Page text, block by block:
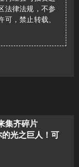
法律法规，不参
，禁止转载、
集齐碎片
光之巨人！可